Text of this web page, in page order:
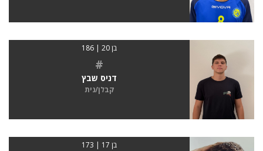
בן 20 | 186
#
דניס שבץ
קבלן/נית
בן 17 | 173